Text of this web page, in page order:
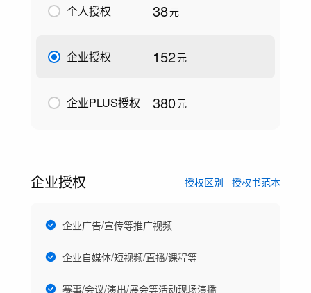
个人授权 38元
企业授权 152元
企业PLUS授权 380元
企业授权 授权区别 授权书范本
企业广告/宣传等推广视频
企业自媒体/短视频/直播/课程等
赛事/会议/演出/展会等活动现场演播